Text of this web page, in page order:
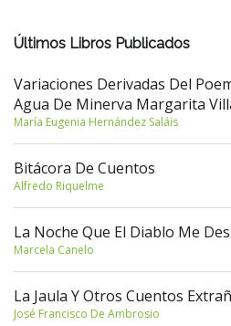
Últimos Libros Publicados
Variaciones Derivadas Del
Agua De Minerva Margarita
María Eugenia Hernández Saláis
Bitácora De Cuentos
Alfredo Riquelme
La Noche Que El Diablo Me
Marcela Canelo
La Jaula Y Otros Cuentos
José Francisco De Ambrosio